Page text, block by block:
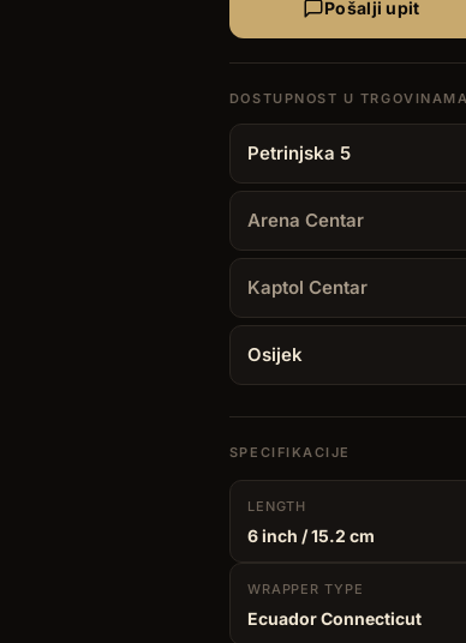
Pošalji upit
Petrinjska 5
Arena Centar
Kaptol Centar
Osijek
SPECIFIKACIJE
LENGTH
6 inch / 15.2 cm
WRAPPER TYPE
Ecuador Connecticut